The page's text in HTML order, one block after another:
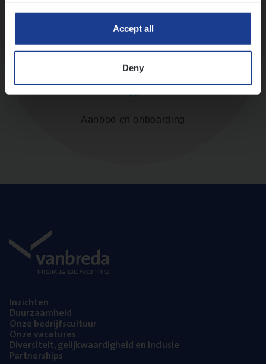
Accept all
Deny
Diepte-interview met leidinggevende
Aanbod en onboarding
Inzich­ten
Duur­zaam­heid
Onze bedrijfs­cul­tuur
Onze vaca­tu­res
Diver­si­teit, gelijk­waar­dig­heid en inclusie
Part­ner­ships